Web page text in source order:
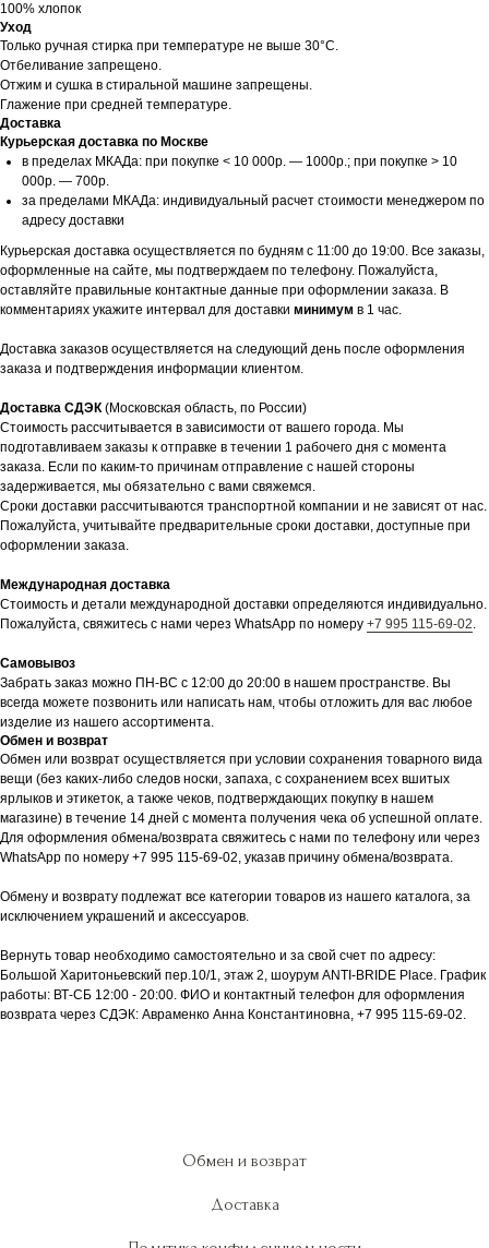
100% хлопок
Уход
Только ручная стирка при температуре не выше 30°C.
Отбеливание запрещено.
Отжим и сушка в стиральной машине запрещены.
Глажение при средней температуре.
Доставка
Курьерская доставка по Москве
в пределах МКАДа: при покупке < 10 000р. — 1000р.; при покупке > 10
000р. — 700р.
за пределами МКАДа: индивидуальный расчет стоимости менеджером по
адресу доставки
Курьерская доставка осуществляется по будням с 11:00 до 19:00. Все заказы,
оформленные на сайте, мы подтверждаем по телефону. Пожалуйста,
оставляйте правильные контактные данные при оформлении заказа. В
комментариях укажите интервал для доставки минимум в 1 час.
Доставка заказов осуществляется на следующий день после оформления
заказа и подтверждения информации клиентом.
Доставка СДЭК(Московская область, по России)
Стоимость рассчитывается в зависимости от вашего города. Мы
подготавливаем заказы к отправке в течении 1 рабочего дня с момента
заказа. Если по каким-то причинам отправление с нашей стороны
задерживается, мы обязательно с вами свяжемся.
Сроки доставки рассчитываются транспортной компании и не зависят от нас.
Пожалуйста, учитывайте предварительные сроки доставки, доступные при
оформлении заказа.
Международная доставка
Стоимость и детали международной доставки определяются индивидуально.
Пожалуйста, свяжитесь с нами через WhatsApp по номеру +7 995 115-69-02.
Самовывоз
Забрать заказ можно ПН-ВС с 12:00 до 20:00 в нашем пространстве. Вы
всегда можете позвонить или написать нам, чтобы отложить для вас любое
изделие из нашего ассортимента.
Обмен и возврат
Обмен или возврат осуществляется при условии сохранения товарного вида
вещи (без каких-либо следов носки, запаха, с сохранением всех вшитых
ярлыков и этикеток, а также чеков, подтверждающих покупку в нашем
магазине) в течение 14 дней с момента получения чека об успешной оплате.
Для оформления обмена/возврата свяжитесь с нами по телефону или через
WhatsApp по номеру +7 995 115-69-02, указав причину обмена/возврата.
Обмену и возврату подлежат все категории товаров из нашего каталога, за
исключением украшений и аксессуаров.
Вернуть товар необходимо самостоятельно и за свой счет по адресу:
Большой Харитоньевский пер.10/1, этаж 2, шоурум ANTI-BRIDE Place. График
работы: ВТ-СБ 12:00 - 20:00. ФИО и контактный телефон для оформления
возврата через СДЭК: Авраменко Анна Константиновна, +7 995 115-69-02.
Обмен и возврат
Доставка